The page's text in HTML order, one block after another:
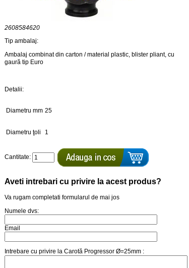
2608584620
Tip ambalaj:
Ambalaj combinat din carton / material plastic, blister pliant, cu
gaură tip Euro
Detalii:
Diametru mm 25
Diametru ţoli 1
Cantitate:
Aveti intrebari cu privire la acest produs?
Va rugam completati formularul de mai jos
Numele dvs:
Email
Intrebare cu privire la Carotă Progressor Ø=25mm :